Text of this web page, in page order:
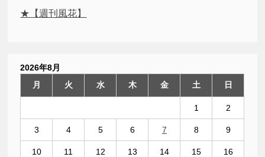
★【週刊風花】
2026年8月
月
火 水 木 金 土 日
1 2
3 4 5 6 7 8 9
10 11 12 13 14 15 16